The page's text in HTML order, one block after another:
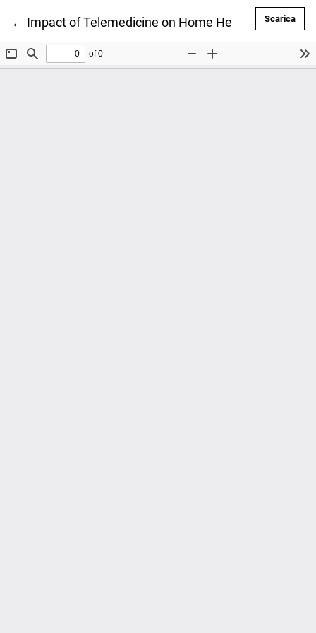
← Ritorna ai dettagli dell'articolo
Impact of Telemedicine on Home Healthcare: An
Scarica